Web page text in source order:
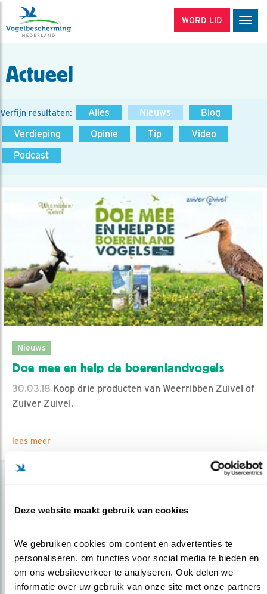
Deze website maakt gebruik van cookies
We gebruiken cookies om content en advertenties te
personaliseren, om functies voor social media te bieden en
om ons websiteverkeer te analyseren. Ook delen we
informatie over uw gebruik van onze site met onze partners
WORD LID
Actueel
Verfijn resultaten: Alles Nieuws
Blog
Verdieping
Opinie Tip
Video
Podcast
Nieuws
Doe mee en help de boerenlandvogels
30.03.18 Koop drie producten van Weerribben Zuivel of
Zuiver Zuivel.
lees meer
Op de hoogte blijven?